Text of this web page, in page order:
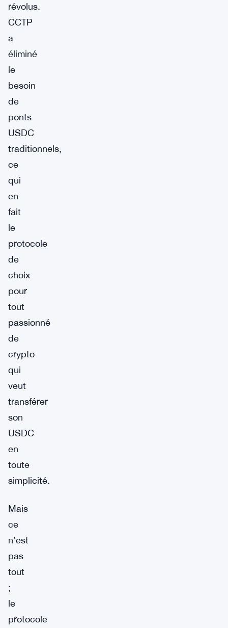
révolus.
CCTP
a
éliminé
le
besoin
de
ponts
USDC
traditionnels,
ce
qui
en
fait
le
protocole
de
choix
pour
tout
passionné
de
crypto
qui
veut
transférer
son
USDC
en
toute
simplicité.
Mais
ce
n’est
pas
tout
;
le
protocole